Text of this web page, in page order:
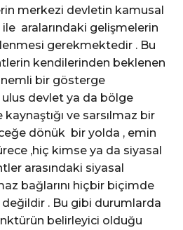
merkezi devletin kamusal
aralarındaki gelişmelerin
gerekmektedir . Bu
kendilerinden beklenen
bir gösterge
ulus devlet ya da bölge
ve sarsılmaz bir
dönük bir yolda , emin
,hiç kimse ya da siyasal
arasındaki siyasal
bağlarını hiçbir biçimde
. Bu gibi durumlarda
belirleyici olduğu